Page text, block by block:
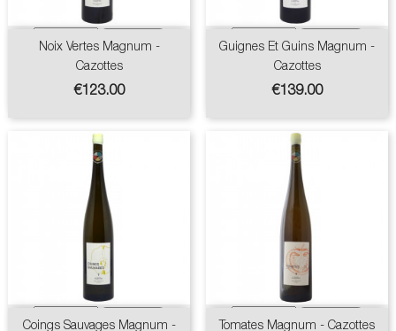
Noix Vertes Magnum -
Cazottes
Price
€123.00
Guignes Et Guins Magnum -
Cazottes
Price
€139.00
Coings Sauvages Magnum -
Tomates Magnum - Cazottes